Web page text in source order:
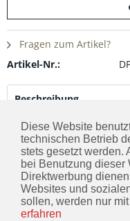
Fragen zum Artikel?
Artikel-Nr.:
Beschreibung
Für Kinder und
Behelfsmund und
mehr
KONTAKT
INFORMATIONEN
Diese Website
technischen Betrieb
stets gesetzt werden.
bei Benutzung dieser
Direktwerbung
Websites und
sollen, werden nur
erfahren